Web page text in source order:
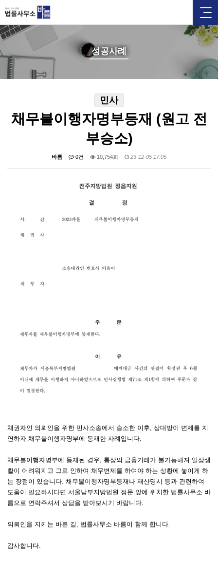
성공사례
민사
채무불이행자명부등재 (원고 전
부승소)
바름 0건 10,754회 23-12-05 17:05
채권자인 의뢰인을 위한 민사소송에서 승소한 이후, 상대방이 변제를 지
연하자 채무불이행자명부에 등재한 사례입니다.
채무불이행자명부에 등재된 경우, 통상의 금융거래가 불가능해져 일상생
활이 어려워지고 그로 인하여 채무변제를 하여야 하는 상황에 놓이게 하
는 장점이 있습니다. 채무불이행자명부등재나 재산명시 등과 관련하여
도움이 필요하시다면 서울남부지방법원 정문 앞에 위치한 법률사무소 바
름으로 연락주셔서 상담을 받아보시기 바랍니다.
의뢰인을 지키는 바른 길, 법률사무소 바름이 함께 합니다.
감사합니다.